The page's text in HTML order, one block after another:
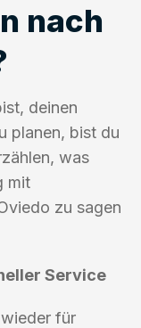
nach
deinen
planen, bist du
was
mit
zu sagen
Service
für